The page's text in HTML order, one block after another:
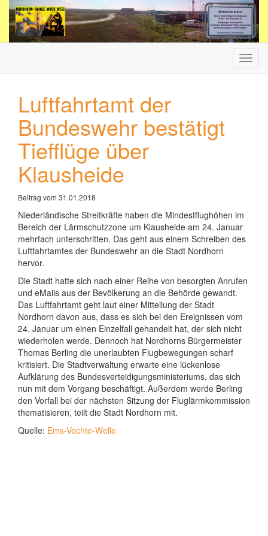
ein-/
Luftfahrtamt der
Bundeswehr bestätigt
Tiefflüge über
Klausheide
Beitrag vom 31.01.2018
Niederländische Streitkräfte haben die Mindestflughöhen im
Bereich der Lärmschutzzone um Klausheide am 24. Januar
mehrfach unterschritten. Das geht aus einem Schreiben des
Luftfahrtamtes der Bundeswehr an die Stadt Nordhorn
hervor.
Die Stadt hatte sich nach einer Reihe von besorgten Anrufen
und eMails aus der Bevölkerung an die Behörde gewandt.
Das Luftfahrtamt geht laut einer Mitteilung der Stadt
Nordhorn davon aus, dass es sich bei den Ereignissen vom
24. Januar um einen Einzelfall gehandelt hat, der sich nicht
wiederholen werde. Dennoch hat Nordhorns Bürgermeister
Thomas Berling die unerlaubten Flugbewegungen scharf
kritisiert. Die Stadtverwaltung erwarte eine lückenlose
Aufklärung des Bundesverteidigungsministeriums, das sich
nun mit dem Vorgang beschäftigt. Außerdem werde Berling
den Vorfall bei der nächsten Sitzung der Fluglärmkommission
thematisieren, teilt die Stadt Nordhorn mit.
Quelle: Ems-Vechte-Welle